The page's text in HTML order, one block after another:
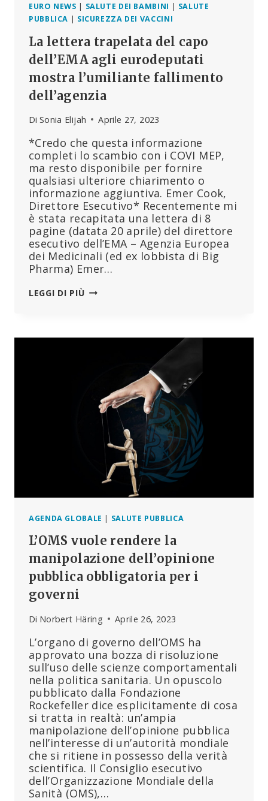
ALLATTAMENTO
EURO NEWS | SALUTE DEI BAMBINI | SALUTE
PUBBLICA | SICUREZZA DEI VACCINI
La lettera trapelata del capo
dell’EMA agli eurodeputati
mostra l’umiliante fallimento
dell’agenzia
Di Sonia Elijah Aprile 27, 2023
*Credo che questa informazione
completi lo scambio con i COVI MEP,
ma resto disponibile per fornire
qualsiasi ulteriore chiarimento o
informazione aggiuntiva. Emer Cook,
Direttore Esecutivo* Recentemente mi
è stata recapitata una lettera di 8
pagine (datata 20 aprile) del direttore
esecutivo dell’EMA – Agenzia Europea
dei Medicinali (ed ex lobbista di Big
Pharma) Emer…
LEGGI DI PIÙLA
EURODEPUTATI
MOSTRA
L’UMILIANTE
FALLIMENTO
DELL’AGENZIA
AGENDA GLOBALE | SALUTE PUBBLICA
L’OMS vuole rendere la
manipolazione dell’opinione
pubblica obbligatoria per i
governi
Di Norbert Häring Aprile 26, 2023
L’organo di governo dell’OMS ha
approvato una bozza di risoluzione
sull’uso delle scienze comportamentali
nella politica sanitaria. Un opuscolo
pubblicato dalla Fondazione
Rockefeller dice esplicitamente di cosa
si tratta in realtà: un’ampia
manipolazione dell’opinione pubblica
nell’interesse di un’autorità mondiale
che si ritiene in possesso della verità
scientifica. Il Consiglio esecutivo
dell’Organizzazione Mondiale della
Sanità (OMS),…